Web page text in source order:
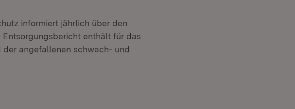
informiert jährlich über den
enthält für das
angefallenen schwach- und